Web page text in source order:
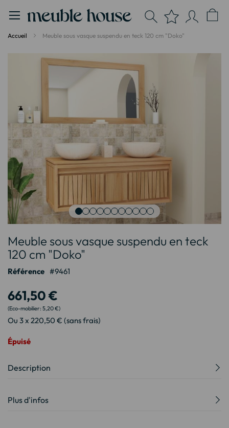
Accueil Meuble sous vasque suspendu en teck 120 cm "Doko"
galerie
au
début
de
la
d’images
Meuble sous vasque suspendu en teck
120 cm "Doko"
Référence 9461
661,50 €
5,20 €
Ou 3 x 220,50 € (sans frais)
Épuisé
Description
Plus d'infos